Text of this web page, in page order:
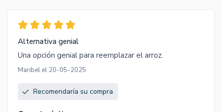
Alternativa genial
Una opción genial para reemplazar el arroz.
Maribel el 20-05-2025
Recomendaría su compra